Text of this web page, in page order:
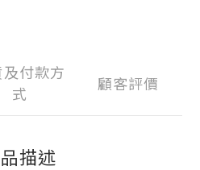
付款方
式
顧客評價
描述